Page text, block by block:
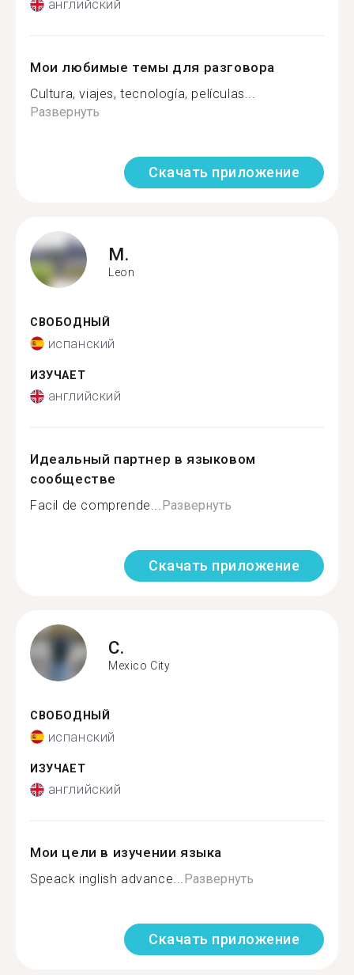
английский
Мои любимые темы для разговора
Cultura, viajes, tecnología, películas...
Развернуть
Скачать приложение
M.
Leon
СВОБОДНЫЙ
испанский
ИЗУЧАЕТ
английский
Идеальный партнер в языковом
сообществе
Facil de comprende...Развернуть
Скачать приложение
C.
Mexico City
СВОБОДНЫЙ
испанский
ИЗУЧАЕТ
английский
Мои цели в изучении языка
Speack inglish advance...Развернуть
Скачать приложение